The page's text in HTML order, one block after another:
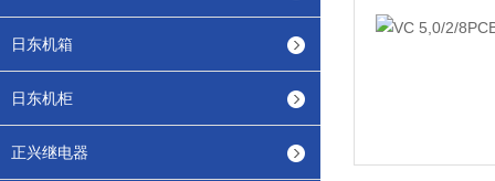
日东机箱
日东机柜
正兴继电器